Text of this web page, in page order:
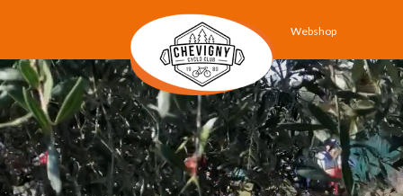
Webshop